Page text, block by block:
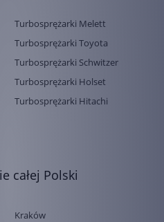
Turbosprężarki Melett
Turbosprężarki Toyota
Turbosprężarki Schwitzer
Turbosprężarki Holset
Turbosprężarki Hitachi
całej Polski
Kraków